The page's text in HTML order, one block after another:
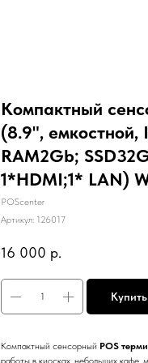
Компактный
(8.9", емкостной,
RAM2Gb;
1*HDMI;1* LAN)
POScenter
Артикул: 126017
16 000 р.
Купить
Компактный сенсорный POS